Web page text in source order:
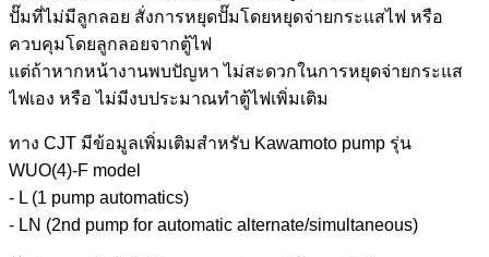
ปั๊มที่ไม่มีลูกลอย สั่งการหยุดปั๊มโดยหยุดจ่ายกระแสไฟ หรือ
ควบคุมโดยลูกลอยจากตู้ไฟ
แต่ถ้าหากหน้างานพบปัญหา ไม่สะดวกในการหยุดจ่ายกระแส
ไฟเอง หรือ ไม่มีงบประมาณทำตู้ไฟเพิ่มเติม
ทาง CJT มีข้อมูลเพิ่มเติมสำหรับ Kawamoto pump รุ่น
WUO(4)-F model
- L (1 pump automatics)
- LN (2nd pump for automatic alternate/simultaneous)